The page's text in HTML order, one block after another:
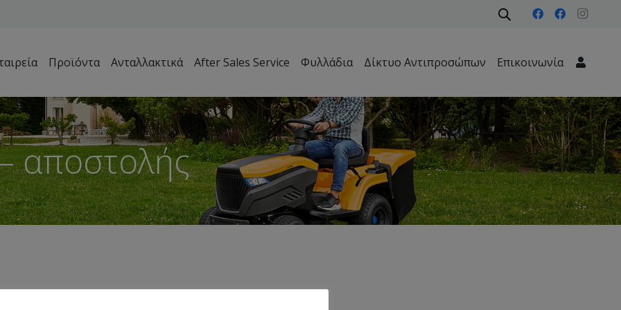
Προϊόντα Ανταλλακτικά After Sales Service Φυλλάδια Δίκτυο Αντιπροσώπων Επικοινωνία
αποστολής